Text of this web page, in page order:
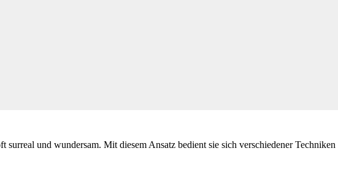
surreal und wundersam. Mit diesem Ansatz bedient sie sich verschiedener